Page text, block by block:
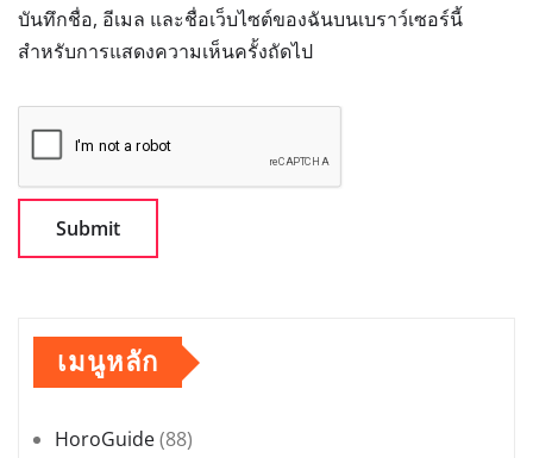
บันทึกชื่อ, อีเมล และชื่อเว็บไซต์ของฉันบนเบราว์เซอร์นี้
สำหรับการแสดงความเห็นครั้งถัดไป
เมนูหลัก
HoroGuide(88)